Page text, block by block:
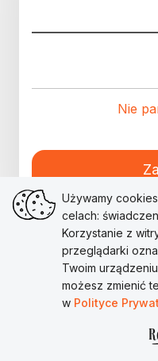
Nie
Używamy
celach:
Korzystanie z
przeglądarki
Twoim
możesz zmienić
w Polityce